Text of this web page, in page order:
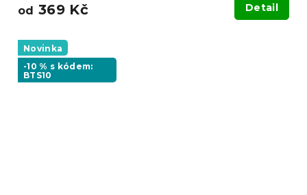
od 369 Kč Detail
Novinka
-10 % s kódem:
BTS10